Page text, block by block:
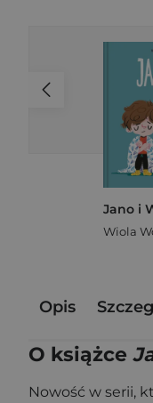
Jano i
Wiola
Opis
O książce
Nowość w serii,